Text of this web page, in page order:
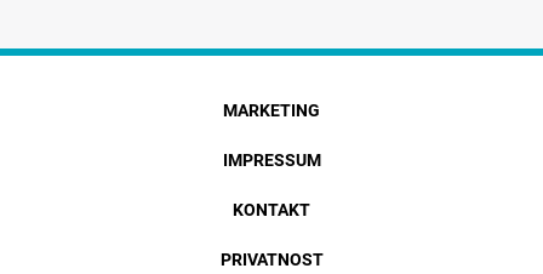
MARKETING
IMPRESSUM
KONTAKT
PRIVATNOST